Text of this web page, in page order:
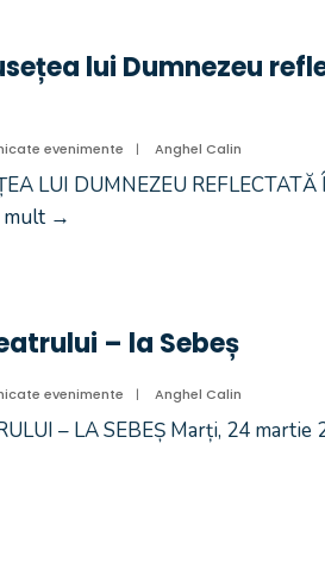
lui Dumnezeu
evenimente | Anghel Calin
LUI DUMNEZEU
mult →
– la Sebeș
evenimente | Anghel Calin
– LA SEBEȘ Marți, 24 martie